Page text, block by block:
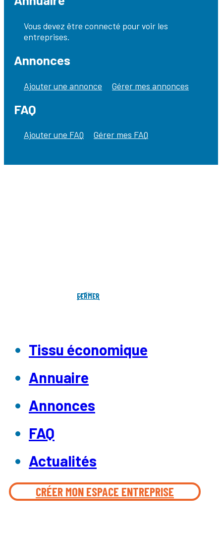
Vous devez être connecté pour voir les
entreprises.
Annonces
Ajouter une annonce Gérer mes annonces
FAQ
Ajouter une FAQ Gérer mes FAQ
FERMER
Tissu économique
Annuaire
Annonces
FAQ
Actualités
CRÉER MON ESPACE ENTREPRISE